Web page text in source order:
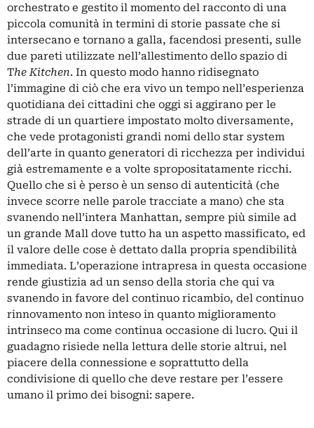
orchestrato e gestito il momento del racconto di una
piccola comunità in termini di storie passate che si
intersecano e tornano a galla, facendosi presenti, sulle
due pareti utilizzate nell’allestimento dello spazio di
The Kitchen. In questo modo hanno ridisegnato
l’immagine di ciò che era vivo un tempo nell’esperienza
quotidiana dei cittadini che oggi si aggirano per le
strade di un quartiere impostato molto diversamente,
che vede protagonisti grandi nomi dello star system
dell’arte in quanto generatori di ricchezza per individui
già estremamente e a volte spropositatamente ricchi.
Quello che si è perso è un senso di autenticità (che
invece scorre nelle parole tracciate a mano) che sta
svanendo nell’intera Manhattan, sempre più simile ad
un grande Mall dove tutto ha un aspetto massificato, ed
il valore delle cose è dettato dalla propria spendibilità
immediata. L’operazione intrapresa in questa occasione
rende giustizia ad un senso della storia che qui va
svanendo in favore del continuo ricambio, del continuo
rinnovamento non inteso in quanto miglioramento
intrinseco ma come continua occasione di lucro. Qui il
guadagno risiede nella lettura delle storie altrui, nel
piacere della connessione e soprattutto della
condivisione di quello che deve restare per l’essere
umano il primo dei bisogni: sapere.